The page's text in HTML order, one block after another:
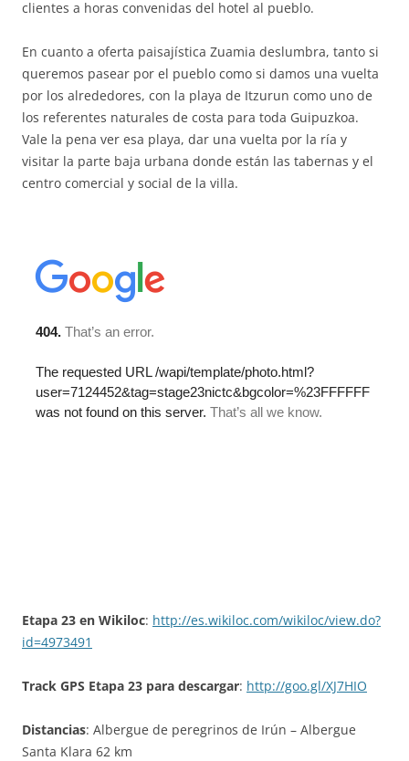
clientes a horas convenidas del hotel al pueblo.
En cuanto a oferta paisajística Zuamia deslumbra, tanto si
queremos pasear por el pueblo como si damos una vuelta
por los alrededores, con la playa de Itzurun como uno de
los referentes naturales de costa para toda Guipuzkoa.
Vale la pena ver esa playa, dar una vuelta por la ría y
visitar la parte baja urbana donde están las tabernas y el
centro comercial y social de la villa.
Etapa 23 en Wikiloc: http://es.wikiloc.com/wikiloc/view.do?
id=4973491
Track GPS Etapa 23 para descargar: http://goo.gl/XJ7HIO
Distancias: Albergue de peregrinos de Irún – Albergue
Santa Klara 62 km